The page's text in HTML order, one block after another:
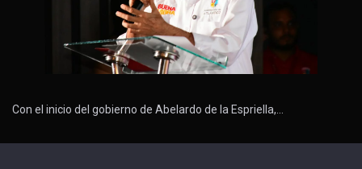
Con el inicio del gobierno de Abelardo de la Espriella,…